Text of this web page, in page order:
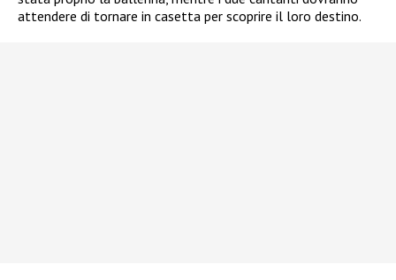
attendere di tornare in casetta per scoprire il loro destino.